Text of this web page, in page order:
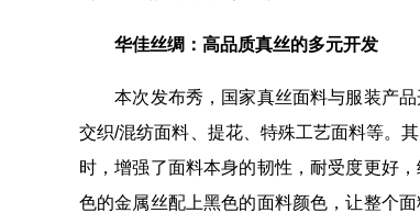
华佳丝绸：高品质真丝的多元开发
本次发布秀，国家真丝面料与服装产品
交织/混纺面料、提花、特殊工艺面料等。
时，增强了面料本身的韧性，耐受度更好
色的金属丝配上黑色的面料颜色，让整个